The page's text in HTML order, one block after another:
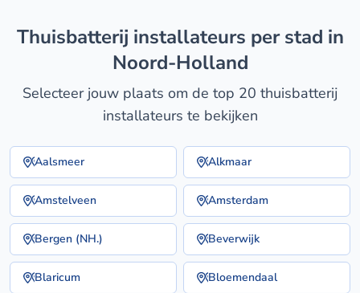
thuisbatterij installateurs per stad in
Noord-Holland
Selecteer jouw plaats om de top 20 thuisbatterij
installateurs te bekijken
Aalsmeer Alkmaar
Amstelveen Amsterdam
Bergen (NH.) Beverwijk
Blaricum Bloemendaal